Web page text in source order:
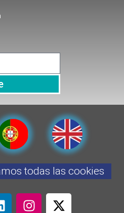
todas las cookies